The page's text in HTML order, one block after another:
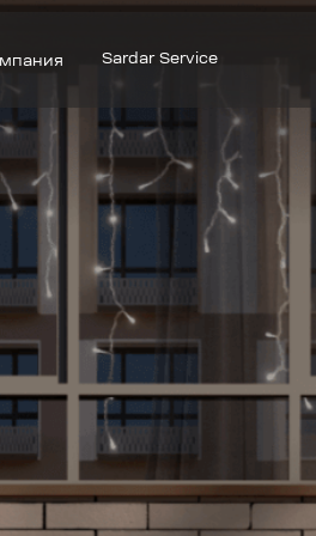
Sardar Service